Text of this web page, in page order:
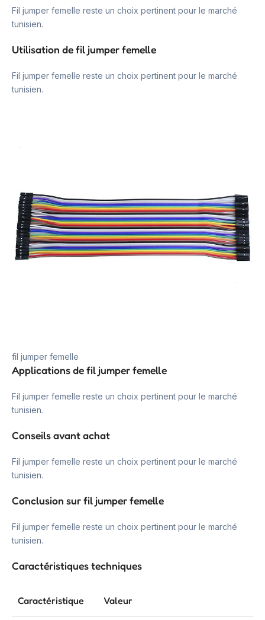
Fil jumper femelle reste un choix pertinent pour le marché
tunisien.
Utilisation de fil jumper femelle
Fil jumper femelle reste un choix pertinent pour le marché
tunisien.
fil jumper femelle
Applications de fil jumper femelle
Fil jumper femelle reste un choix pertinent pour le marché
tunisien.
Conseils avant achat
Fil jumper femelle reste un choix pertinent pour le marché
tunisien.
Conclusion sur fil jumper femelle
Fil jumper femelle reste un choix pertinent pour le marché
tunisien.
Caractéristiques techniques
Caractéristique Valeur